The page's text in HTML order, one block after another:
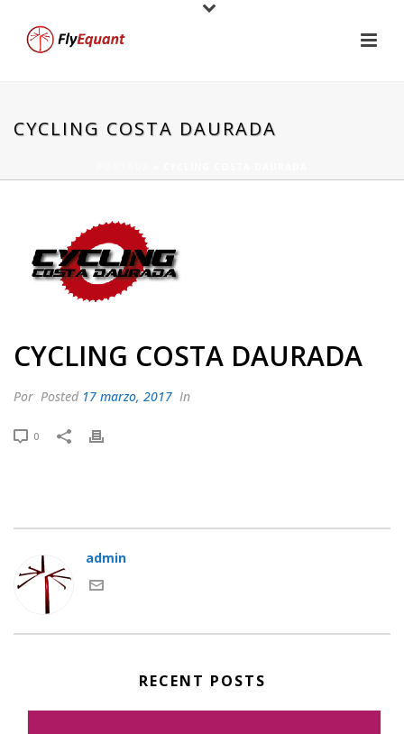
CYCLING COSTA DAURADA
CYCLING COSTA DAURADA
Por Posted 17 marzo, 2017 In
0
admin
RECENT POSTS